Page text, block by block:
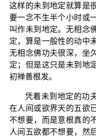
这样的未到地定就算是
要一念不生半个小时或
叫作未到地定。无相念
定，算是一般性的动中
无相念佛功夫很深，坐
定；但是这只是未到地
初禅善根发。
凭着未到地定的功
在人间或欲界天的五欲
不想要，而是意根真的
人间五欲都不想要，然